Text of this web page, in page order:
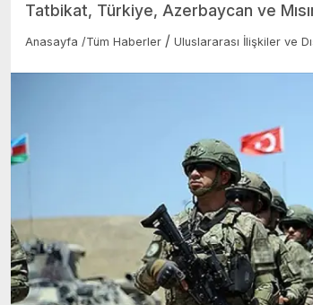
Tatbikat, Türkiye, Azerbaycan ve
Anasayfa /Tüm Haberler / Uluslararası İlişkiler ve